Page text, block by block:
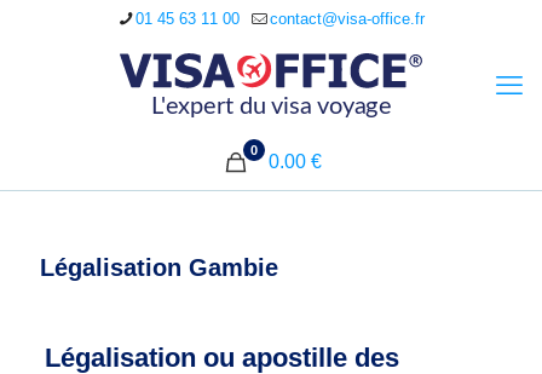
01 45 63 11 00 contact@visa-office.fr
0
0.00 €
Légalisation Gambie
Légalisation ou apostille des